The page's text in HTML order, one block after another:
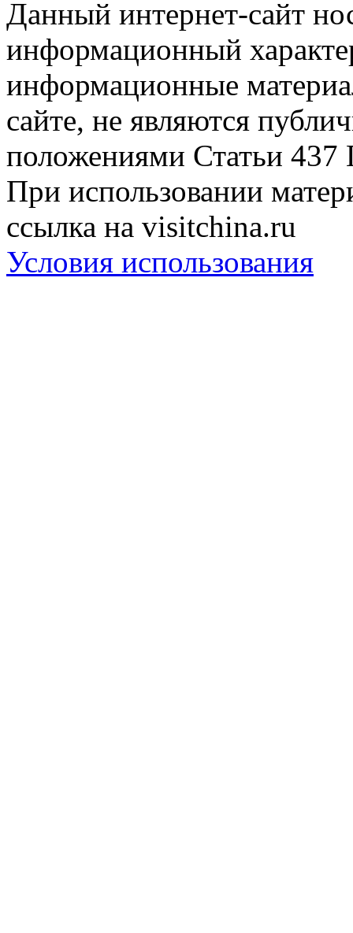
Данный интернет-сайт
информационный
информационные
сайте, не являются
положениями Статьи 437
При использовании
ссылка на visitchina.ru
Условия использования